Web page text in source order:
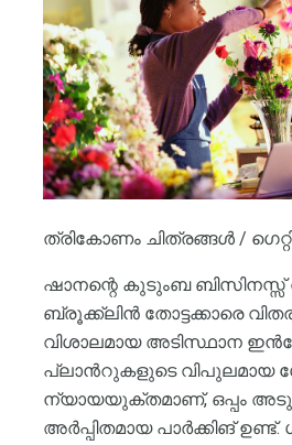
ത്രികോണം ചിത്രങ്ങൾ /
ഷാനന്റെ കുടുംബ ബിസിനസ്സ്
ബ്രൂക്ക്ലിൻ തോട്ടക്കാരെ
വിശാലമായ അടിസ്ഥാന
പ്ലാൻറുകളുടെ വിപുലമായ
ന്യായയുക്തമാണ്, ഒപ്പം
അർപ്പിതമായ പാർക്കിങ്